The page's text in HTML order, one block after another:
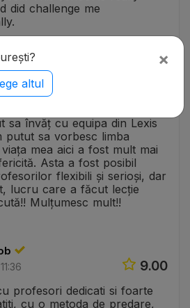
did challenge me
Ausió
15:29
sa învăț cu equipa din Lexis
putut sa vorbesc limba
mea aici a fost mult mai
Asta a fost posibil
flexibili și serioși, dar
lucru care a făcut lecție
Mulțumesc mult!!
9.00
profesori dedicati si foarte
cu o metoda de predare,
×
altul